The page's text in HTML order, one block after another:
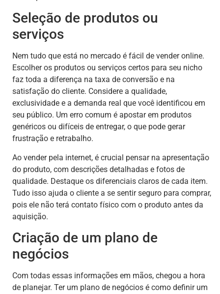
Seleção de produtos ou
serviços
Nem tudo que está no mercado é fácil de vender online.
Escolher os produtos ou serviços certos para seu nicho
faz toda a diferença na taxa de conversão e na
satisfação do cliente. Considere a qualidade,
exclusividade e a demanda real que você identificou em
seu público. Um erro comum é apostar em produtos
genéricos ou difíceis de entregar, o que pode gerar
frustração e retrabalho.
Ao vender pela internet, é crucial pensar na apresentação
do produto, com descrições detalhadas e fotos de
qualidade. Destaque os diferenciais claros de cada item.
Tudo isso ajuda o cliente a se sentir seguro para comprar,
pois ele não terá contato físico com o produto antes da
aquisição.
Criação de um plano de
negócios
Com todas essas informações em mãos, chegou a hora
de planejar. Ter um plano de negócios é como definir um